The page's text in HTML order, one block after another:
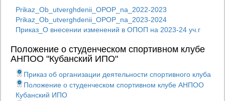
Prikaz_Ob_utverghdenii_OPOP_na_2022-2023
Prikaz_Ob_utverghdenii_OPOP_na_2023-2024
Приказ_О внесении изменений в ОПОП на 2023-24 уч.г
Положение о студенческом спортивном клубе
АНПОО "Кубанский ИПО"
Приказ об организации деятельности спортивного клуба
Положение о студенческом спортивном клубе АНПОО
Кубанский ИПО